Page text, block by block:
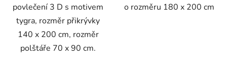
povlečení 3 D s motivem
tygra, rozměr přikrývky
140 x 200 cm, rozměr
polštáře 70 x 90 cm.
o rozměru 180 x 200 cm